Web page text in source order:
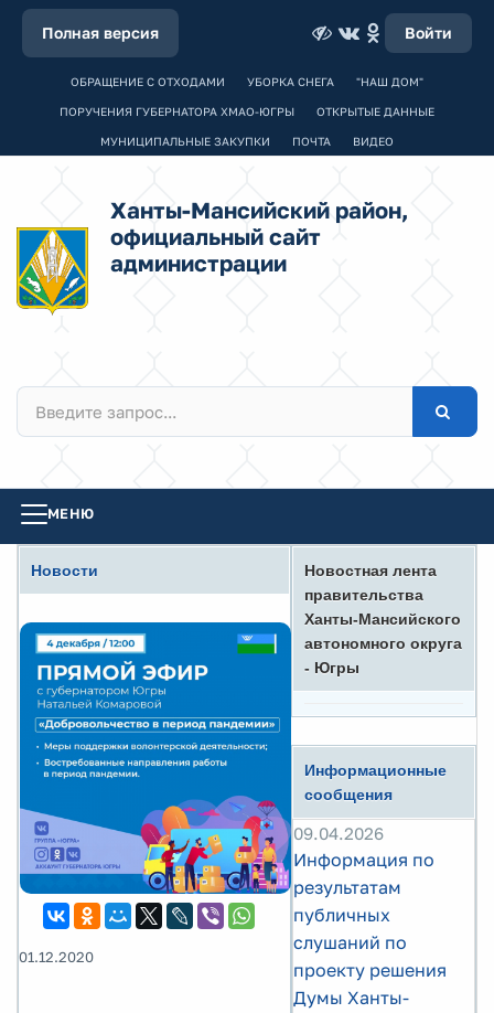
Полная версия Войти
ОБРАЩЕНИЕ С ОТХОДАМИ УБОРКА СНЕГА "НАШ ДОМ"
ПОРУЧЕНИЯ ГУБЕРНАТОРА ХМАО-ЮГРЫ ОТКРЫТЫЕ ДАННЫЕ
МУНИЦИПАЛЬНЫЕ ЗАКУПКИ ПОЧТА ВИДЕО
Ханты-Мансийский район,
официальный сайт
администрации
МЕНЮ
Новости
01.12.2020
Новостная лента
правительства
Ханты-Мансийского
автономного округа
- Югры
Информационные
сообщения
09.04.2026
Информация по
результатам
публичных
слушаний по
проекту решения
Думы Ханты-